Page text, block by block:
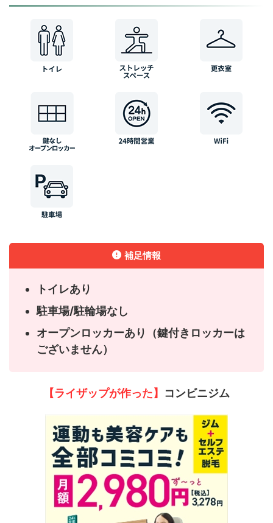
補足情報
トイレあり
駐車場/駐輪場なし
オープンロッカーあり（鍵付きロッカーは
ございません）
【ライザップが作った】 コンビニジム